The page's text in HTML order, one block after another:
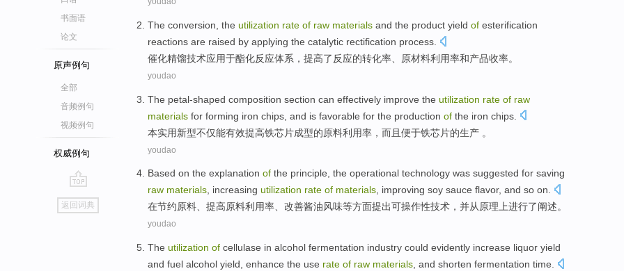
书面语
论文
原声例句
全部
音频例句
视频例句
权威例句
go
top
返回词典
The conversion , the utilization rate of raw materials and the product yield of esterification
reactions are raised by applying the catalytic rectification process
催化精馏技术应用于酯化反应体系， 提高了 反应的转化率 原材料利用率和产品收率。
youdao
The petal-shaped composition section can effectively improve the utilization rate of raw
materials for forming iron chips and is favorable for the production of the iron chips.
本实用新型不仅能有效提高铁芯片成型的原料利用率 ， 而且便于铁芯片的生产 。
youdao
Based on the explanation of the principle, the operational technology was suggested for saving
raw materials, increasing utilization rate of materials, improving soy sauce flavor, and so on.
在节约原料、 提高原料利用率、 改善酱油风味等方面提出可操作性技术 ， 并从原理上进行了阐述。
youdao
The utilization of cellulase in alcohol fermentation industry could evidently increase liquor yield
and fuel alcohol yield , enhance the use rate of raw materials , and shorten fermentation time